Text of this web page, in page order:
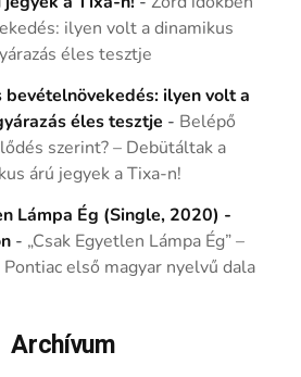
ilyen volt a dinamikus
éles tesztje
ilyen volt a
éles tesztje - Belépő
szerint? – Debütáltak a
árú jegyek a Tixa-n!
Lámpa Ég (Single, 2020) -
- „Csak Egyetlen Lámpa Ég” –
első magyar nyelvű dala
Archívum